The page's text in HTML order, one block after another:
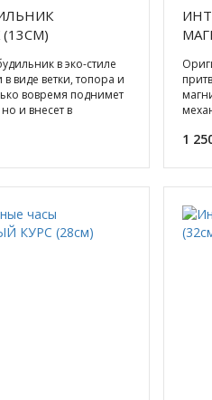
в эко-стиле
в виде ветки, топора и
вовремя поднимет
и внесет в
1